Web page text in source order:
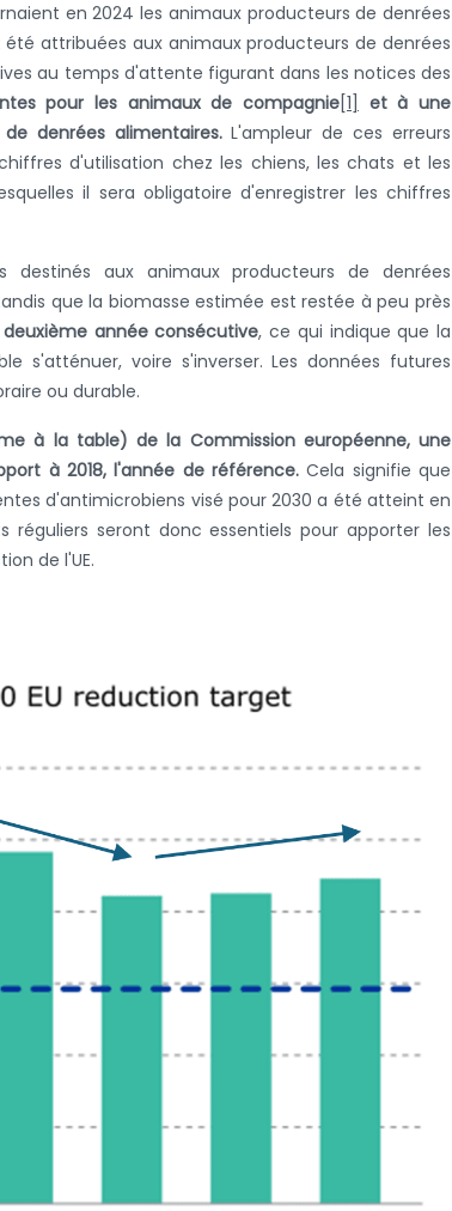
en 2024 les animaux producteurs de denrées
attribuées aux animaux producteurs de denrées
au temps d'attente figurant dans les notices des
pour les animaux de compagnie[1]
et à une
denrées alimentaires.L'ampleur de ces erreurs
d'utilisation chez les chiens, les chats et les
il sera obligatoire d'enregistrer les chiffres
aux animaux producteurs de denrées
que la biomasse estimée est restée à peu près
année consécutive, ce qui indique que la
s'atténuer, voire s'inverser. Les données futures
ou durable.
à la table) de la Commission européenne, une
à 2018, l'année de référence. Cela signifie que
d'antimicrobiens visé pour 2030 a été atteint en
seront donc essentiels pour apporter les
de l'UE.